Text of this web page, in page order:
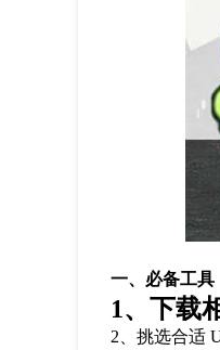
一、必备工具
1、下载
2、挑选合适